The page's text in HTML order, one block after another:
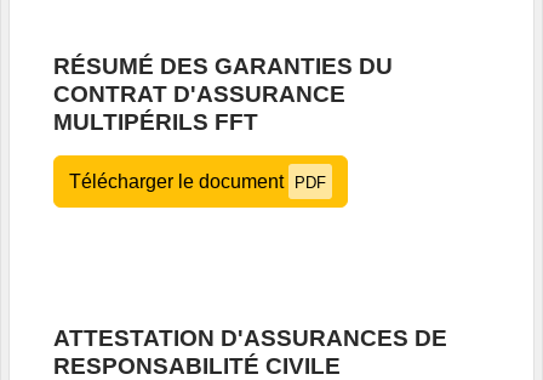
RÉSUMÉ DES GARANTIES DU
CONTRAT D'ASSURANCE
MULTIPÉRILS FFT
Télécharger le document PDF
ATTESTATION D'ASSURANCES DE
RESPONSABILITÉ CIVILE